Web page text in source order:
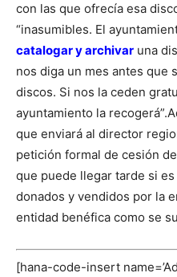
con las que ofrecía esa
“inasumibles. El
catalogar y archivar una
nos diga un mes antes que
discos. Si nos la ceden
ayuntamiento la recogerá”.
que enviará al director
petición formal de cesión
que puede llegar tarde si
donados y vendidos por la
entidad benéfica como se
[hana-code-insert